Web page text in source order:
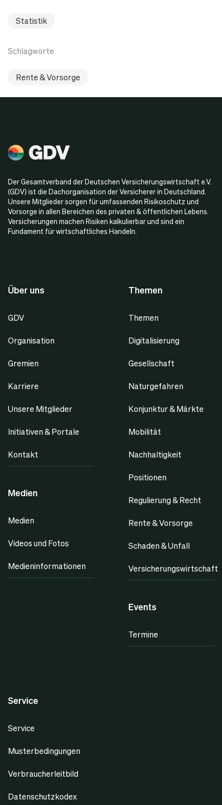
Statistik
Schlagworte
Rente & Vorsorge
Der Gesamtverband der Deutschen Versicherungswirtschaft e.V.
(GDV) ist die Dachorganisation der Versicherer in Deutschland.
Unsere Mitglieder sorgen für umfassenden Risikoschutz und
Vorsorge in allen Bereichen des privaten & öffentlichen Lebens.
Versicherungen machen Risiken kalkulierbar und sind ein
Fundament für wirtschaftliches Handeln.
Über uns
GDV
Organisation
Gremien
Karriere
Unsere Mitglieder
Initiativen & Portale
Kontakt
Medien
Medien
Videos und Fotos
Medieninformationen
Themen
Themen
Digitalisierung
Gesellschaft
Naturgefahren
Konjunktur & Märkte
Mobilität
Nachhaltigkeit
Positionen
Regulierung & Recht
Rente & Vorsorge
Schaden & Unfall
Versicherungswirtschaft
Events
Termine
Service
Service
Musterbedingungen
Verbraucherleitbild
Datenschutzkodex